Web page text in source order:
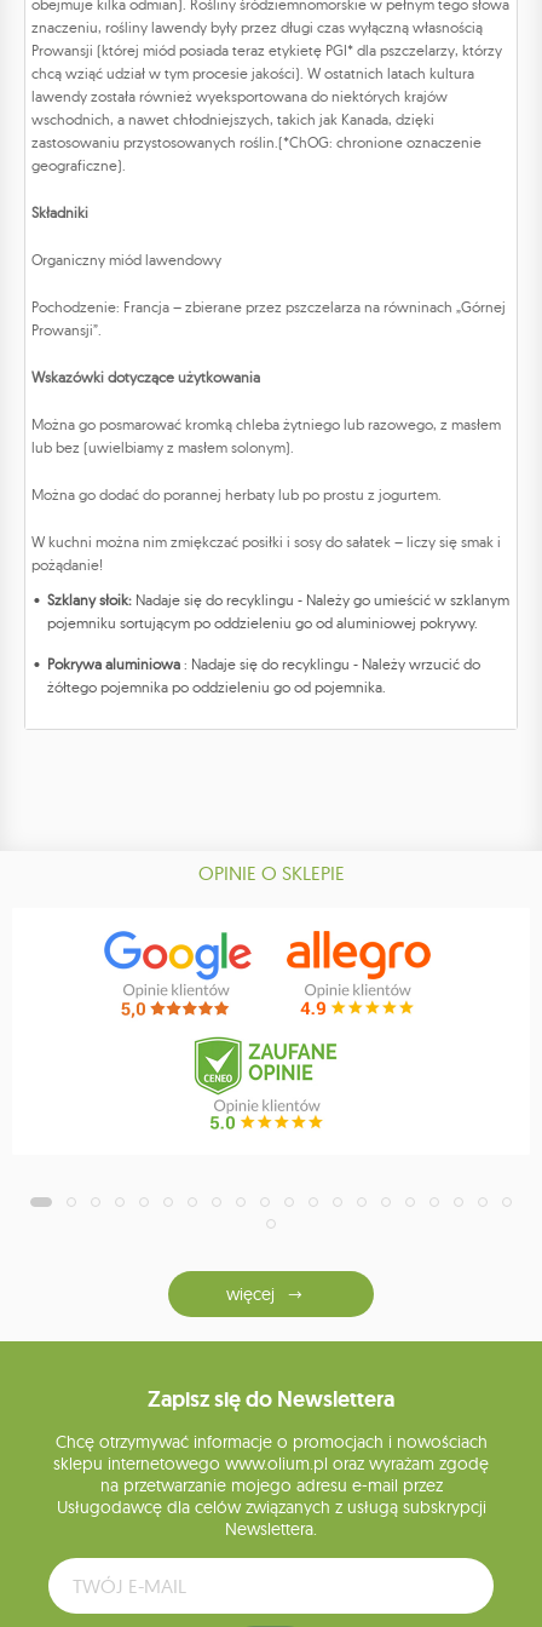
obejmuje kilka odmian). Rośliny śródziemnomorskie w pełnym tego słowa
znaczeniu, rośliny lawendy były przez długi czas wyłączną własnością
Prowansji (której miód posiada teraz etykietę PGI* dla pszczelarzy, którzy
chcą wziąć udział w tym procesie jakości). W ostatnich latach kultura
lawendy została również wyeksportowana do niektórych krajów
wschodnich, a nawet chłodniejszych, takich jak Kanada, dzięki
zastosowaniu przystosowanych roślin.(*ChOG: chronione oznaczenie
geograficzne).
Składniki
Organiczny miód lawendowy
Pochodzenie: Francja – zbierane przez pszczelarza na równinach „Górnej
Prowansji”.
Wskazówki dotyczące użytkowania
Można go posmarować kromką chleba żytniego lub razowego, z masłem
lub bez (uwielbiamy z masłem solonym).
Można go dodać do porannej herbaty lub po prostu z jogurtem.
W kuchni można nim zmiękczać posiłki i sosy do sałatek – liczy się smak i
pożądanie!
Szklany słoik: Nadaje się do recyklingu - Należy go umieścić w szklanym
pojemniku sortującym po oddzieleniu go od aluminiowej pokrywy.
Pokrywa aluminiowa : Nadaje się do recyklingu - Należy wrzucić do
żółtego pojemnika po oddzieleniu go od pojemnika.
OPINIE O SKLEPIE
więcej
Zapisz się do Newslettera
Chcę otrzymywać informacje o promocjach i nowościach
sklepu internetowego www.olium.pl oraz wyrażam zgodę
na przetwarzanie mojego adresu e-mail przez
Usługodawcę dla celów związanych z usługą subskrypcji
Newslettera.